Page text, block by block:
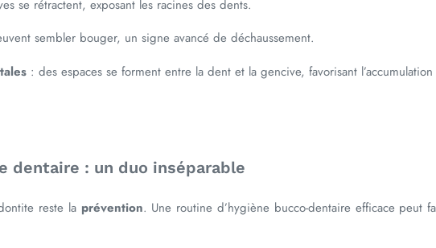
se rétractent, exposant les racines des dents.
sembler bouger, un signe avancé de déchaussement.
: des espaces se forment entre la dent et la gencive, favorisant
dentaire : un duo inséparable
reste la prévention. Une routine d’hygiène bucco-dentaire efficace peut